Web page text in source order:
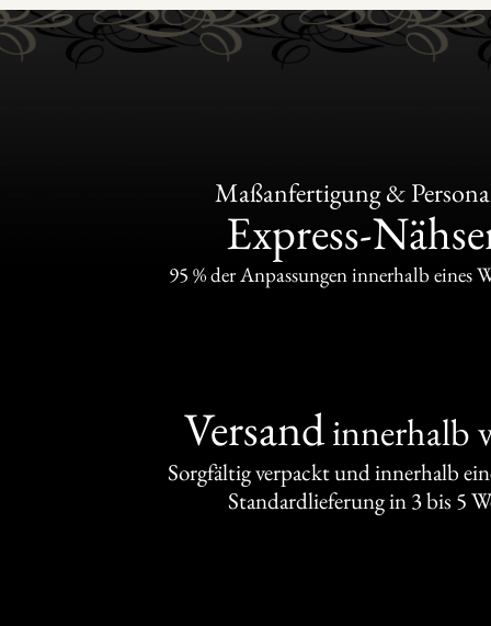
Maßanfertigung &
Express-
95 % der Anpassungen innerhalb eines
Versandinnerhalb
Sorgfältig verpackt und innerhalb
Standardlieferung in 3 bis 5